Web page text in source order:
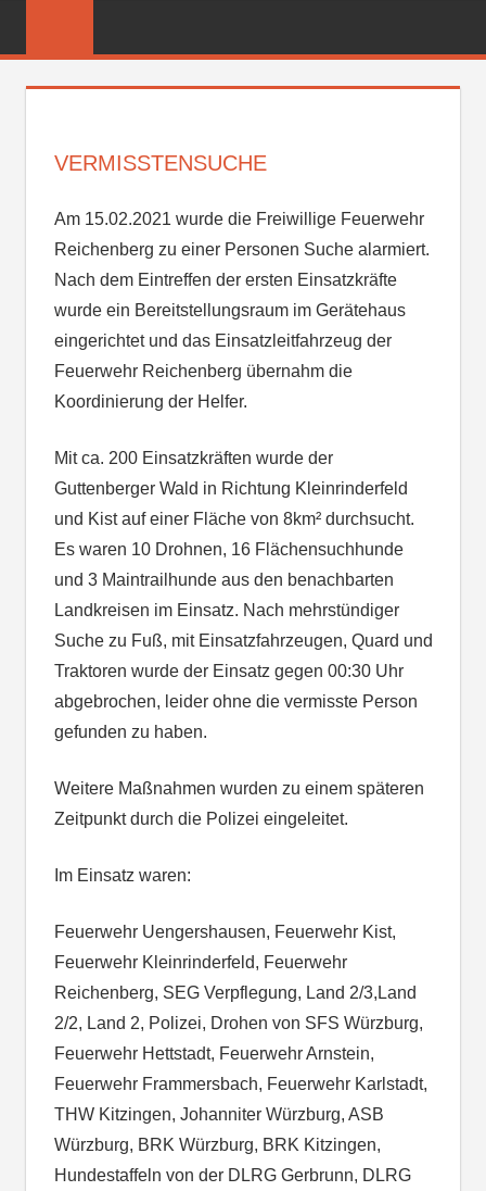
FEUERWEHR
VERMISSTENSUCHE
Am 15.02.2021 wurde die Freiwillige Feuerwehr
Reichenberg zu einer Personen Suche alarmiert.
Nach dem Eintreffen der ersten Einsatzkräfte
wurde ein Bereitstellungsraum im Gerätehaus
eingerichtet und das Einsatzleitfahrzeug der
Feuerwehr Reichenberg übernahm die
Koordinierung der Helfer.
Mit ca. 200 Einsatzkräften wurde der
Guttenberger Wald in Richtung Kleinrinderfeld
und Kist auf einer Fläche von 8km² durchsucht.
Es waren 10 Drohnen, 16 Flächensuchhunde
und 3 Maintrailhunde aus den benachbarten
Landkreisen im Einsatz. Nach mehrstündiger
Suche zu Fuß, mit Einsatzfahrzeugen, Quard und
Traktoren wurde der Einsatz gegen 00:30 Uhr
abgebrochen, leider ohne die vermisste Person
gefunden zu haben.
Weitere Maßnahmen wurden zu einem späteren
Zeitpunkt durch die Polizei eingeleitet.
Im Einsatz waren:
Feuerwehr Uengershausen, Feuerwehr Kist,
Feuerwehr Kleinrinderfeld, Feuerwehr
Reichenberg, SEG Verpflegung, Land 2/3,Land
2/2, Land 2, Polizei, Drohen von SFS Würzburg,
Feuerwehr Hettstadt, Feuerwehr Arnstein,
Feuerwehr Frammersbach, Feuerwehr Karlstadt,
THW Kitzingen, Johanniter Würzburg, ASB
Würzburg, BRK Würzburg, BRK Kitzingen,
Hundestaffeln von der DLRG Gerbrunn, DLRG